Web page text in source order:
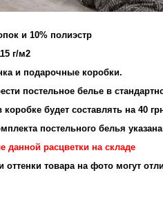
и 10% полиэстр
г/м2
и подарочные коробки.
постельное белье в
будет составлять на 40
постельного белья
данной расцветки на складе
оттенки товара на фото могут